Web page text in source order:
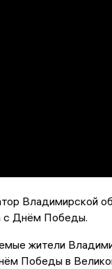
Владимирской
с Днём Победы.
жители
Победы в